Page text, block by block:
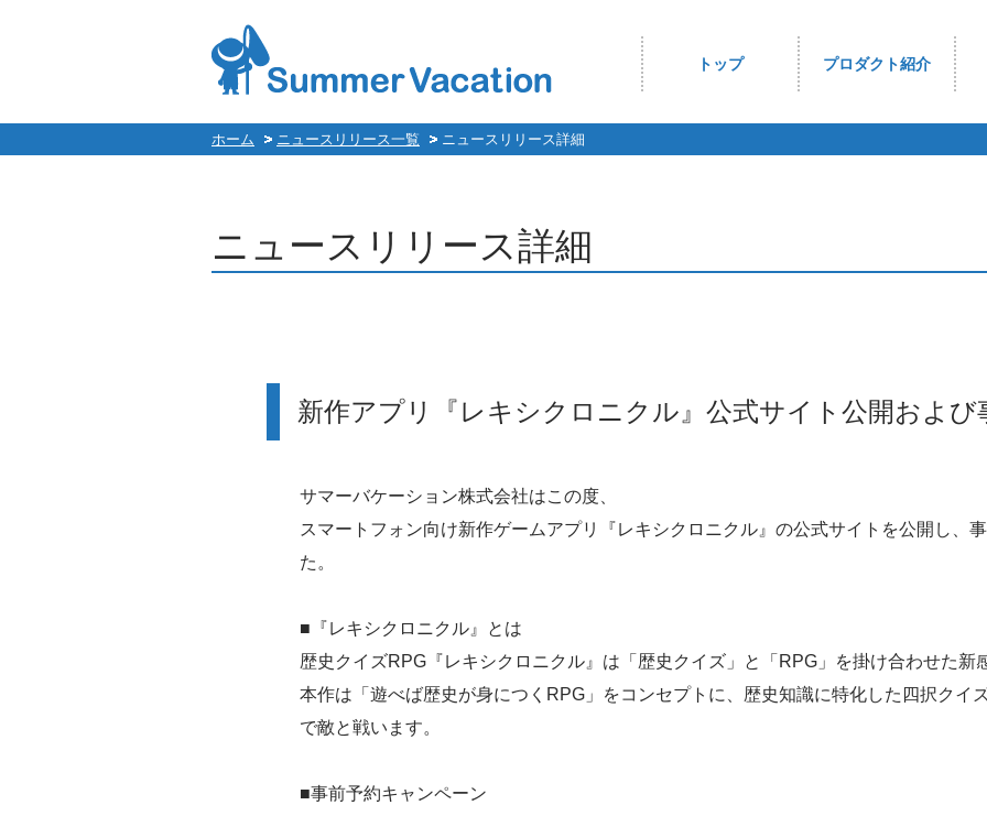
トップ プロダクト紹介
ホーム ニュースリリース一覧 ニュースリリース詳細
ニュースリリース詳細
新作アプリ『レキシクロニクル』公式サイト公開および
サマーバケーション株式会社はこの度、
スマートフォン向け新作ゲームアプリ『レキシクロニクル』の公式サイトを公開し、
た。
■『レキシクロニクル』とは
歴史クイズRPG『レキシクロニクル』は「歴史クイズ」と「RPG」を掛け合わせた新
本作は「遊べば歴史が身につくRPG」をコンセプトに、歴史知識に特化した四択クイ
で敵と戦います。
■事前予約キャンペーン